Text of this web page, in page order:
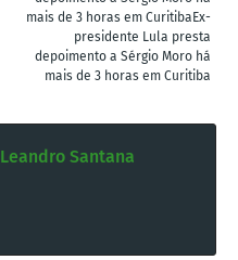
mais de 3 horas em CuritibaEx-
presidente Lula presta
depoimento a Sérgio Moro há
mais de 3 horas em Curitiba
Leandro Santana